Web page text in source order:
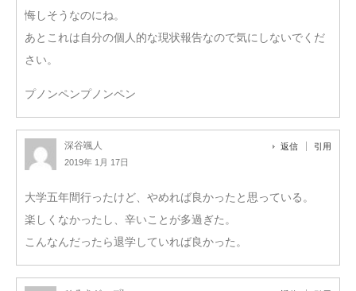
悔しそうなのにね。
あとこれは自分の個人的な現状報告なので気にしないでくだ
さい。
プノンペンプノンペン
深谷颯人
2019年 1月 17日
返信 引用
大学五年間行ったけど、やめれば良かったと思っている。
楽しくなかったし、辛いことが多過ぎた。
こんなんだったら退学していれば良かった。